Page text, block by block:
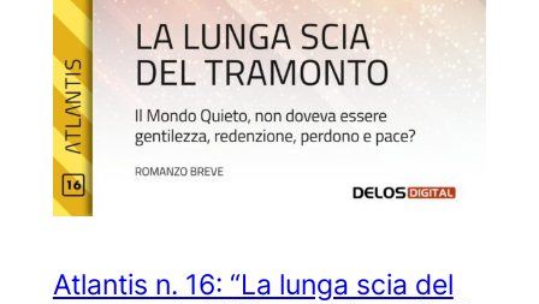
Atlantis n. 16: “La lunga scia del